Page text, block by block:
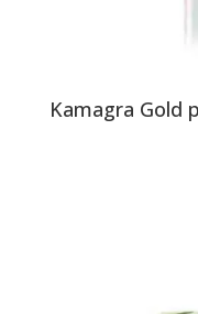
Kamagra Gold